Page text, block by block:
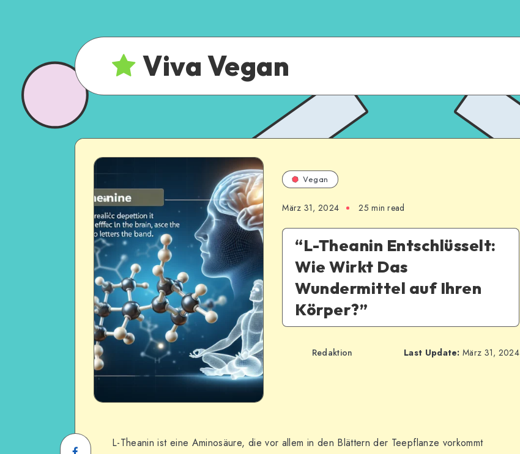
Viva Vegan
Vegan
März 31, 2024 25 min read
“L-Theanin Entschlüsselt:
Wie Wirkt Das
Wundermittel auf Ihren
Körper?”
Redaktion Last Update: März 31, 2024
L-Theanin ist eine Aminosäure, die vor allem in den Blättern der Teepflanze vorkommt